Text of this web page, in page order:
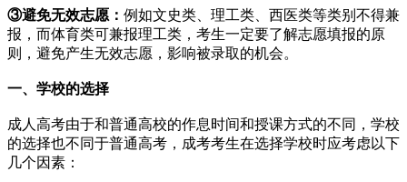
③避免无效志愿： 例如文史类、理工类、西医类等类别不得兼
报，而体育类可兼报理工类，考生一定要了解志愿填报的原
则，避免产生无效志愿，影响被录取的机会。
一、学校的选择
成人高考由于和普通高校的作息时间和授课方式的不同，学校
的选择也不同于普通高考，成考考生在选择学校时应考虑以下
几个因素：